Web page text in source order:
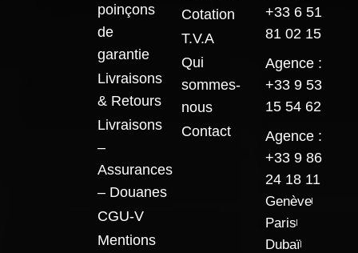
poinçons
de
garantie
Livraisons
& Retours
Livraisons
–
Assurances
– Douanes
CGU-V
Mentions
Cotation
T.V.A
Qui
sommes-
nous
Contact
+33 6 51
81 02 15
Agence :
+33 9 53
15 54 62
Agence :
+33 9 86
24 18 11
Genève
Paris
Dubaï